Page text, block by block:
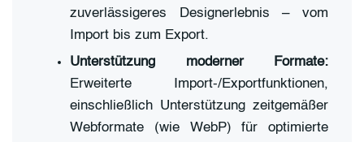
zuverlässigeres Designerlebnis – vom
Import bis zum Export.
Unterstützung moderner Formate:
Erweiterte Import-/Exportfunktionen,
einschließlich Unterstützung zeitgemäßer
Webformate (wie WebP) für optimierte